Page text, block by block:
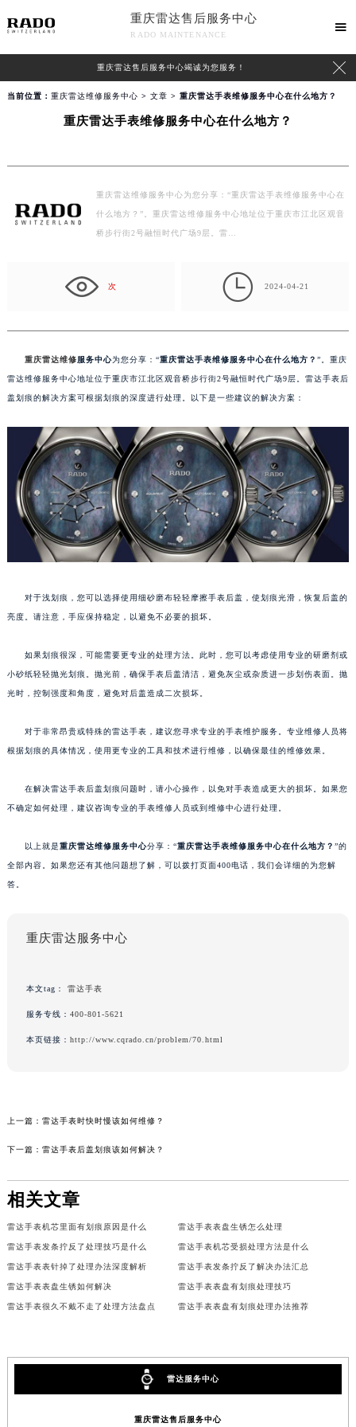
重庆雷达售后服务中心
RADO MAINTENANCE

重庆雷达售后服务中心竭诚为您服务！ 
当前位置： 重庆雷达维修服务中心 > 文章 > 重庆雷达手表维修服务中心在什么地方？
重庆雷达手表维修服务中心在什么地方？
重庆雷达维修服务中心为您分享：“重庆雷达手表维修服务中心在
什么地方？”。重庆雷达维修服务中心地址位于重庆市江北区观音
桥步行街2号融恒时代广场9层。雷…
次  2024-04-21
重庆雷达维修服务中心为您分享：“重庆雷达手表维修服务中心在什么地方？ ”。重庆
雷达维修服务中心地址位于重庆市江北区观音桥步行街2号融恒时代广场9层。雷达手表后
盖划痕的解决方案可根据划痕的深度进行处理。以下是一些建议的解决方案：
对于浅划痕，您可以选择使用细砂磨布轻轻摩擦手表后盖，使划痕光滑，恢复后盖的
亮度。请注意，手应保持稳定，以避免不必要的损坏。
如果划痕很深，可能需要更专业的处理方法。此时，您可以考虑使用专业的研磨剂或
小砂纸轻轻抛光划痕。抛光前，确保手表后盖清洁，避免灰尘或杂质进一步划伤表面。抛
光时，控制强度和角度，避免对后盖造成二次损坏。
对于非常昂贵或特殊的雷达手表，建议您寻求专业的手表维护服务。专业维修人员将
根据划痕的具体情况，使用更专业的工具和技术进行维修，以确保最佳的维修效果。
在解决雷达手表后盖划痕问题时，请小心操作，以免对手表造成更大的损坏。如果您
不确定如何处理，建议咨询专业的手表维修人员或到维修中心进行处理。
以上就是重庆雷达维修服务中心分享：“重庆雷达手表维修服务中心在什么地方？ ”的
全部内容。如果您还有其他问题想了解，可以拨打页面400电话，我们会详细的为您解
答。
重庆雷达服务中心
本文tag： 雷达手表
服务专线： 400-801-5621
本页链接： http://www.cqrado.cn/problem/70.html
上一篇： 雷达手表时快时慢该如何维修？
下一篇： 雷达手表后盖划痕该如何解决？
相关文章
雷达手表机芯里面有划痕原因是什么 雷达手表表盘生锈怎么处理
雷达手表发条拧反了处理技巧是什么 雷达手表机芯受损处理方法是什么
雷达手表表针掉了处理办法深度解析 雷达手表发条拧反了解决办法汇总
雷达手表表盘生锈如何解决 雷达手表表盘有划痕处理技巧
雷达手表很久不戴不走了处理方法盘点 雷达手表表盘有划痕处理办法推荐
雷达服务中心
重庆雷达售后服务中心